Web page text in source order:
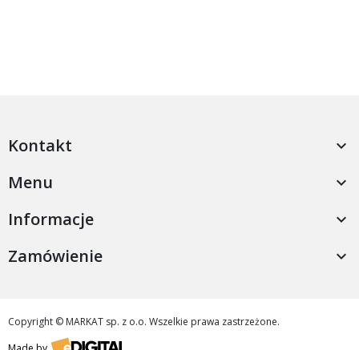
Kontakt 
Menu 
Informacje 
Zamówienie 
Copyright © MARKAT sp. z o.o. Wszelkie prawa zastrzeżone.